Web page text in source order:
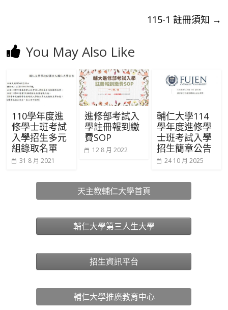
115-1 註冊須知 →
You May Also Like
110學年度進
修學士班考試
入學招生多元
組錄取名單
31 8 月 2021
進修部考試入
學註冊報到繳
費SOP
12 8 月 2022
輔仁大學114
學年度進修學
士班考試入學
招生簡章公告
24 10 月 2025
天主教輔仁大學首頁
輔仁大學第三人生大學
招生資訊平台
輔仁大學推廣教育中心